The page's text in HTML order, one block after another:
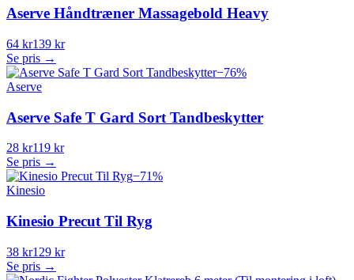
Aserve Håndtræner Massagebold Heavy
64 kr139 kr
Se pris →
−76%
Aserve
Aserve Safe T Gard Sort Tandbeskytter
28 kr119 kr
Se pris →
−71%
Kinesio
Kinesio Precut Til Ryg
38 kr129 kr
Se pris →